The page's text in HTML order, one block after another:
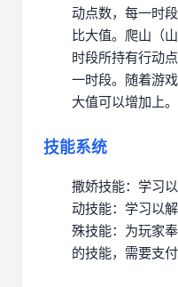
动点数，每一时
比大值。 爬山（
时段所持有行动
一时段。 随着游
大值可以增加上。
技能系统
撒娇技能：学习
动技能：学习以
殊技能：为玩家
的技能，需要支付